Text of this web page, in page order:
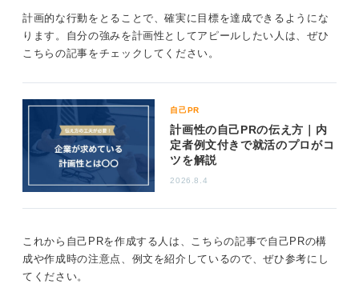
経験もしっかりとアピールすることが大切です。
たとえば、「持続力」「課題解決能力」「自己管理能
で、あなたの魅力をさらに伝えることができるでしょ
う。
最後に、就活の過程で自分の強みや経験をしっかりと伝
えることで、より多くの企業から評価を受けることが期
待できます。
計画的な行動をとることで、確実に目標を達成できるようにな
ります。自分の強みを計画性としてアピールしたい人は、ぜひ
こちらの記事をチェックしてください。
自己PR
計画性の自己PRの伝え方｜内
定者例文付きで就活のプロがコ
ツを解説
2026.8.4
これから自己PRを作成する人は、こちらの記事で自己PRの構
成や作成時の注意点、例文を紹介しているので、ぜひ参考にし
てください。